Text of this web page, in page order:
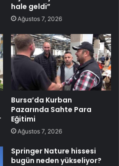
hale geldi”
Ağustos 7, 2026
Bursa’da Kurban
Pazarında Sahte Para
Eğitimi
Ağustos 7, 2026
Springer Nature hissesi
bugün neden yükseliyor?